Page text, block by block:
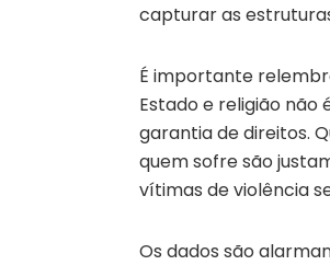
capturar as
É importante
Estado e religião
garantia de direitos.
quem sofre são
vítimas de violência
Os dados são